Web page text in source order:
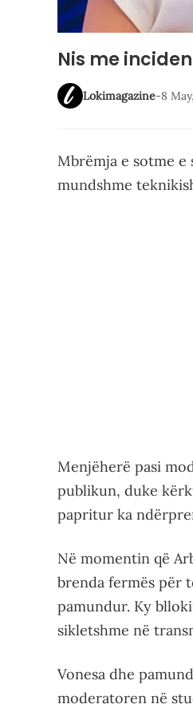
Nis me
Lokimagazine-8
Mbrëmja e sotme e
mundshme
Menjëherë pasi
publikun, duke
papritur ka
Në momentin që
brenda fermës për
pamundur. Ky
sikletshme në
Vonesa dhe
moderatoren në